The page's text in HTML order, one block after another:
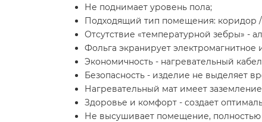
Не поднимает уровень пола;
Подходящий тип помещения: коридор /
Отсутствие «температурной зебры» -
Фольга экранирует электромагнитное
Экономичность - нагревательный
Безопасность - изделие не выделяет
Нагревательный мат имеет
Здоровье и комфорт - создает
Не высушивает помещение, полностью